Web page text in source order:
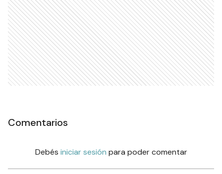
Comentarios
Debés iniciar sesión para poder comentar